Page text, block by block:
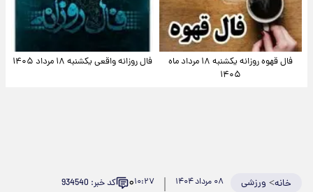
فال قهوه روزانه یکشنبه ۱۸ مرداد ماه
۱۴۰۵
فال روزانه واقعی یکشنبه ۱۸ مرداد ۱۴۰۵
خانه>ورزشی ۰۸ مرداد ۱۴۰۴ ۱۰:۲۷۰ کد خبر: 934540